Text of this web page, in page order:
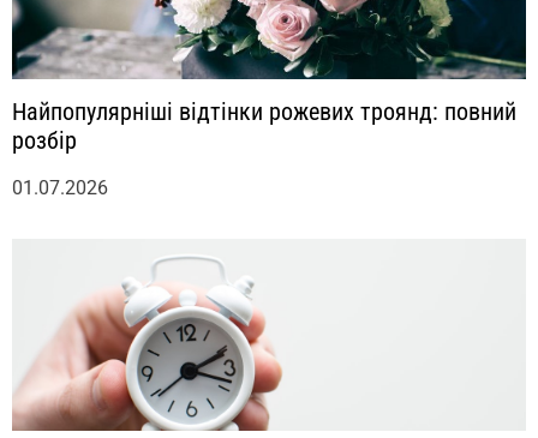
Найпопулярніші відтінки рожевих троянд: повний
розбір
01.07.2026